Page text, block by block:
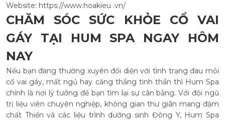
Website: https://www.hoakieu .vn/
CHĂM SÓC SỨC KHỎE CỔ VAI
GÁY TẠI HUM SPA NGAY HÔM
NAY
Nếu bạn đang thường xuyên đối diện với tình trạng đau mỏi
cổ vai gáy, mất ngủ hay căng thẳng tinh thần thì Hum Spa
chính là nơi lý tưởng để bạn tìm lại sự cân bằng. Với đội ngũ
trị liệu viên chuyên nghiệp, không gian thư giãn mang đậm
chất Thiền và các liệu trình dưỡng sinh Đông Y, Hum Spa